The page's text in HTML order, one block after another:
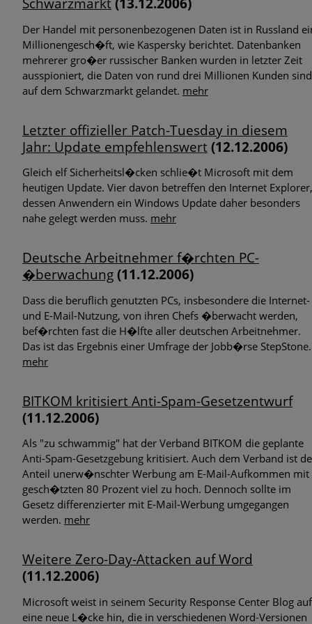
Der Handel mit personenbezogenen Daten ist in Russland
Millionengesch�ft, wie Kaspersky berichtet. Datenbanken
mehrerer gro�er russischer Banken wurden in letzter Zeit
ausspioniert, die Daten von rund drei Millionen Kunden sind
auf dem Schwarzmarkt gelandet. mehr
Letzter offizieller Patch-Tuesday in diesem
Jahr: Update empfehlenswert(12.12.2006)
Gleich elf Sicherheitsl�cken schlie�t Microsoft mit dem
heutigen Update. Vier davon betreffen den Internet Explorer,
dessen Anwendern ein Windows Update daher besonders
nahe gelegt werden muss. mehr
Deutsche Arbeitnehmer f�rchten PC-
�berwachung(11.12.2006)
Dass die beruflich genutzten PCs, insbesondere die Internet-
und E-Mail-Nutzung, von ihren Chefs �berwacht werden,
bef�rchten fast die H�lfte aller deutschen Arbeitnehmer.
Das ist das Ergebnis einer Umfrage der Jobb�rse StepStone.
mehr
BITKOM kritisiert Anti-Spam-Gesetzentwurf
(11.12.2006)
Als "zu schwammig" hat der Verband BITKOM die geplante
Anti-Spam-Gesetzgebung kritisiert. Auch dem Verband ist
Anteil unerw�nschter Werbung am E-Mail-Aufkommen mit
gesch�tzten 80 Prozent viel zu hoch. Dennoch sollte im
Gesetz differenzierter mit E-Mail-Werbung umgegangen
werden. mehr
Weitere Zero-Day-Attacken auf Word
(11.12.2006)
Microsoft weist in seinem Security Response Center Blog auf
eine neue L�cke hin, die in verschiedenen Word-Versionen